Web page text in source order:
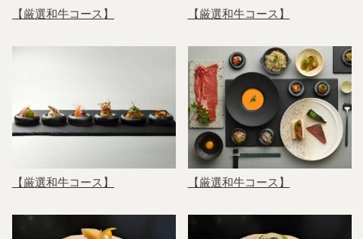
【厳選和牛コース】 【厳選和牛コース】
【厳選和牛コース】 【厳選和牛コース】